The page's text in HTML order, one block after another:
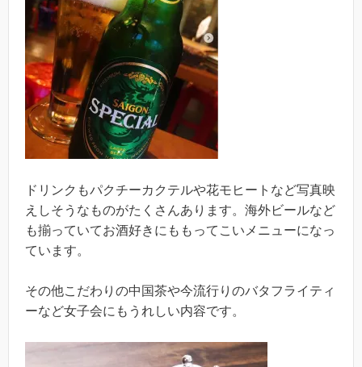
ドリンクもパクチーカクテルや花モヒートなど写真映
えしそうなものがたくさんあります。海外ビールなど
も揃っていてお酒好きにももってこいメニューになっ
ています。
その他こだわりの中国茶や今流行りのバタフライティ
ーなど女子会にもうれしい内容です。